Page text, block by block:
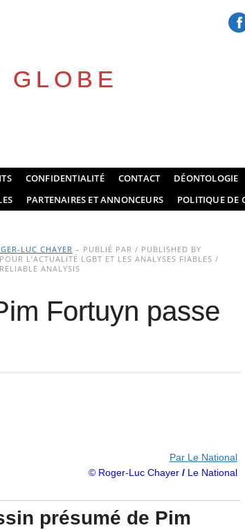
GLOBE
CONFIDENTIALITÉ CONTACT DÉONTOLOGIE
PARTENAIRES ET ANNONCEURS POLITIQUE DE
LUC CHAYER – PUBLIÉ PAR / PUBLISHED BY
L’ACTUALITÉ LGBT ET LES ANALYSES FIABLES /
ANALYSIS
Fortuyn passe
Par Le National
© Roger-Luc Chayer/Le National
présumé de Pim